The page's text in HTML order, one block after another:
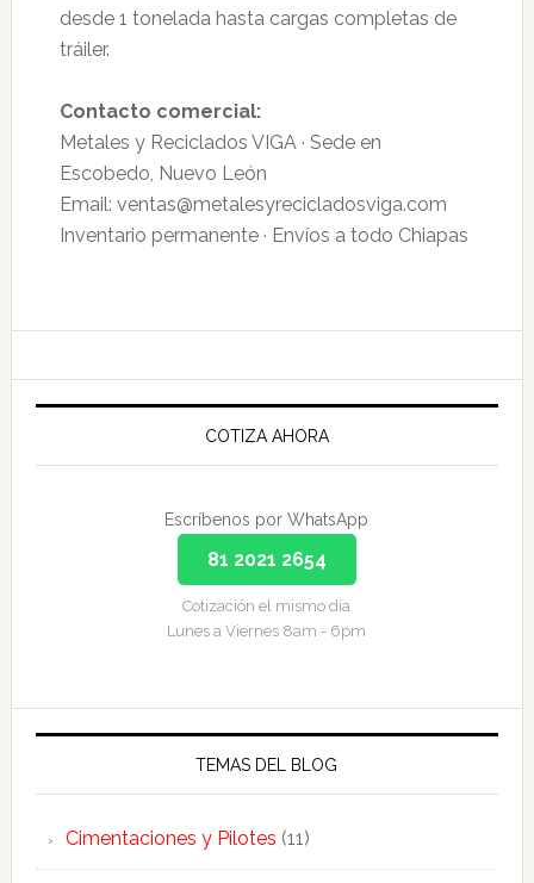
desde 1 tonelada hasta cargas completas de
tráiler.
Contacto comercial:
Metales y Reciclados VIGA · Sede en
Escobedo, Nuevo León
Email: ventas@metalesyrecicladosviga.com
Inventario permanente · Envíos a todo Chiapas
Sidebar
COTIZA AHORA
Escríbenos por WhatsApp
81 2021 2654
Cotización el mismo día
Lunes a Viernes 8am - 6pm
TEMAS DEL BLOG
Cimentaciones y Pilotes (11)